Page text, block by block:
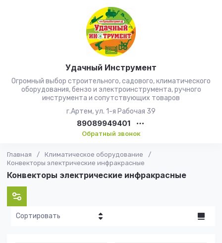
Удачный Инструмент
Огромный выбор строительного, садового, климатического
оборудования, бензо и электроинструмента, ручного
инструмента и сопутствующих товаров
г.Артем, ул. 1-я Рабочая 39
89089949401
Обратный звонок
Главная / Климатическое оборудование
/
Конвекторы электрические инфракрасные
Конвекторы электрические инфракрасные
Сортировать